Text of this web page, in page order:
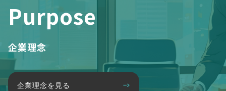
Purpose
企業理念
企業理念を見る